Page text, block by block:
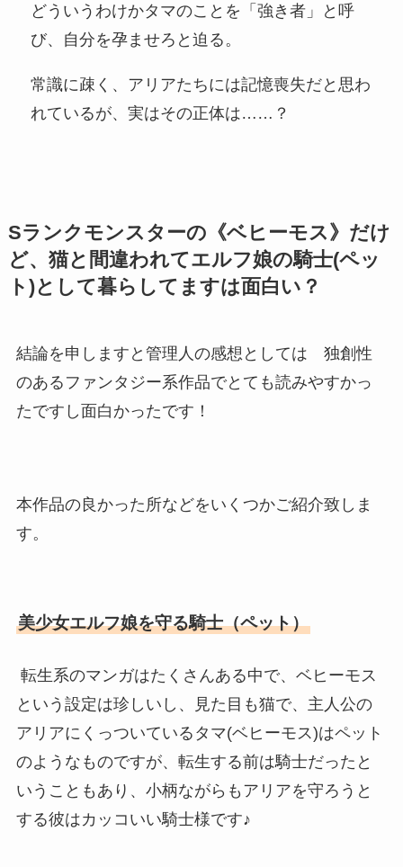
どういうわけかタマのことを「強き者」と呼
び、自分を孕ませろと迫る。
常識に疎く、アリアたちには記憶喪失だと思わ
れているが、実はその正体は……？
Sランクモンスターの《ベヒーモス》だけ
ど、猫と間違われてエルフ娘の騎士(ペッ
ト)として暮らしてますは面白い？
結論を申しますと管理人の感想としては 独創性
のあるファンタジー系作品でとても読みやすかっ
たですし面白かったです！
本作品の良かった所などをいくつかご紹介致しま
す。
美少女エルフ娘を守る騎士（ペット）
転生系のマンガはたくさんある中で、ベヒーモス
という設定は珍しいし、見た目も猫で、主人公の
アリアにくっついているタマ(ベヒーモス)はペット
のようなものですが、転生する前は騎士だったと
いうこともあり、小柄ながらもアリアを守ろうと
する彼はカッコいい騎士様です♪